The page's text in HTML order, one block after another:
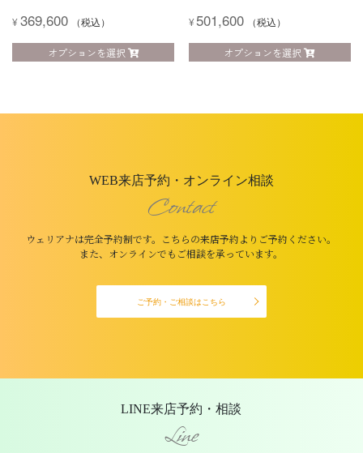
¥369,600 （税込）
オプションを選択
¥501,600 （税込）
オプションを選択
WEB来店予約・オンライン相談
Contact
ウェリアナは完全予約制です。こちらの来店予約よりご予約ください。
また、オンラインでもご相談を承っています。
ご予約・ご相談はこちら
LINE来店予約・相談
Line